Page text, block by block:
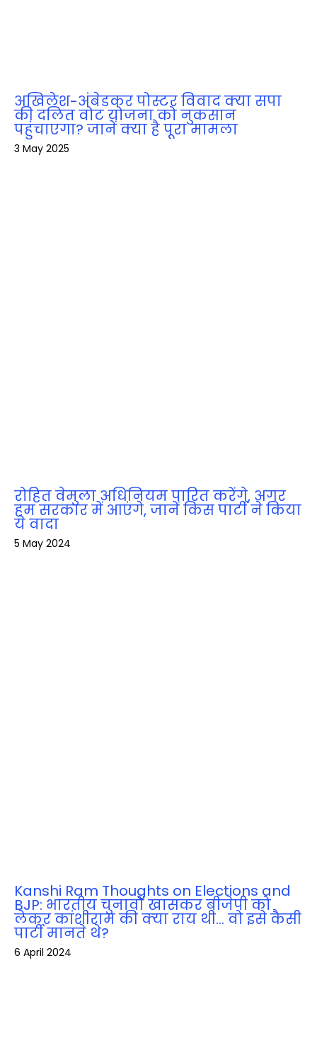
अखिलेश-अंबेडकर पोस्टर विवाद क्या सपा
की दलित वोट योजना को नुकसान
पहुंचाएगा? जानें क्या है पूरा मामला
3 May 2025
रोहित वेमुला अधिनियम पारित करेंगे, अगर
हम सरकार में आएंगे, जानें किस पार्टी ने किया
ये वादा
5 May 2024
Kanshi Ram Thoughts on Elections and
BJP: भारतीय चुनावों खासकर बीजेपी को
लेकर कांशीराम की क्‍या राय थी… वो इसे कैसी
पार्टी मानते थे?
6 April 2024